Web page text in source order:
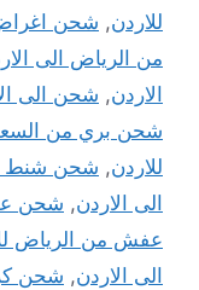
للاردن, شحن
من الرياض الى
الاردن, شحن الى
شحن بري من
للاردن, شحن شنط
الى الاردن, شحن
عفش من الرياض
الى الاردن, شحن